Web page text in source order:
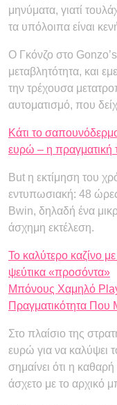
μηνύματα, γιατί
τα υπόλοιπα είναι
Ο Γκόνζο στο
μεταβλητότητα, και
την τρέχουσα
αυτοματισμό, που
Κάτι το
ευρώ – η πραγματική
But η εκτίμηση του
εντυπωσιακή: 48
Bwin, δηλαδή ένα
άσχημη εκτέλεση.
Το καλύτερο καζίνο
ψεύτικα «προσόντα»
Μπόνους Χαμηλό
Πραγματικότητα Που
Στο πλαίσιο της
ευρώ για να καλύψει
σημαίνει ότι η
άσχετο με το αρχικό